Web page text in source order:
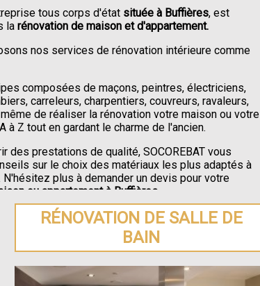
tous corps d'état située à Buffières, est
la rénovation de maison et d'appartement.
nos services de rénovation intérieure comme
composées de maçons, peintres, électriciens,
carreleurs, charpentiers, couvreurs, ravaleurs,
de réaliser la rénovation votre maison ou votre
à Z tout en gardant le charme de l'ancien.
des prestations de qualité, SOCOREBAT vous
sur le choix des matériaux les plus adaptés à
N'hésitez plus à demander un devis pour votre
ou appartement à Buffières.
RÉNOVATION DE SALLE DE
BAIN